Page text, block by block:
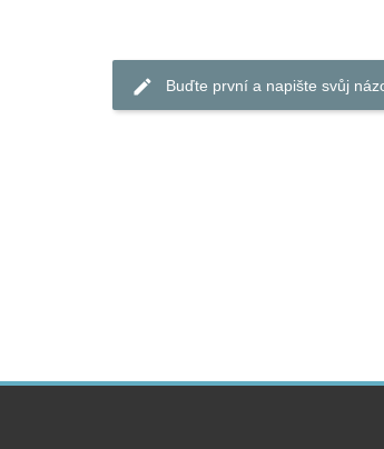
Buďte první a napište svůj